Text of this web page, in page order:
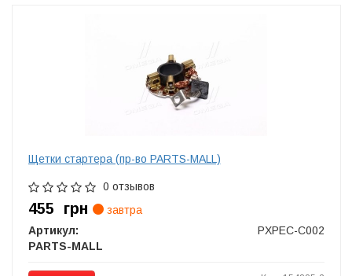
Щетки стартера (пр-во PARTS-MALL)
0 отзывов
455 грн
завтра
Артикул:
PXPEC-C002
PARTS-MALL